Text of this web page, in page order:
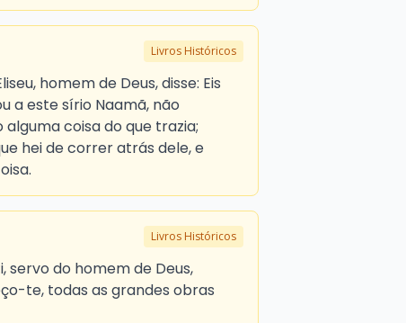
Livros Históricos
homem de Deus, disse: Eis
a este sírio Naamã, não
coisa do que trazia;
hei de correr atrás dele, e
Livros Históricos
servo do homem de Deus,
te, todas as grandes obras